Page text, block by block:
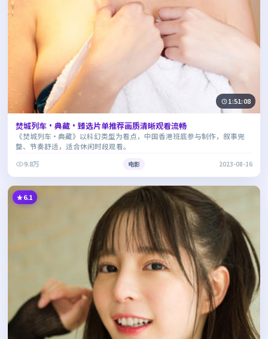
1:51:08
焚城列车·典藏·臻选片单推荐画质清晰观看流畅
《焚城列车·典藏》以科幻类型为看点，中国香港班底参与制作，叙事完
整、节奏舒适，适合休闲时段观看。
9.8万
电影 2023-08-16
6.1